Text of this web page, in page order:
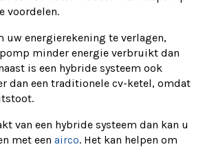
voordelen.
uw energierekening te verlagen,
minder energie verbruikt dan
is een hybride systeem ook
dan een traditionele cv-ketel, omdat
van een hybride systeem dan kan u
met een airco. Het kan helpen om